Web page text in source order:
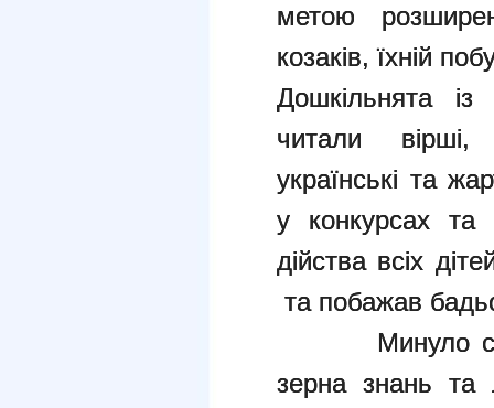
метою
козаків, їхній
Дошкільнята
читали вірші,
українські та
у конкурсах
дійства всіх
та побажав
Минуло
зерна знань та